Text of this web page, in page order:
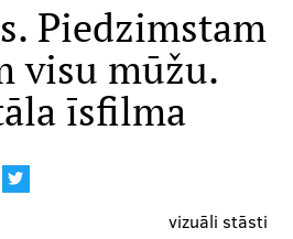
Piedzimstam
visu mūžu.
īsfilma
vizuāli stāsti